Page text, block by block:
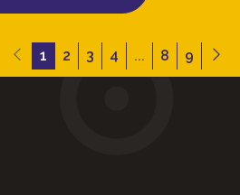
1 2 3 4 ... 8 9